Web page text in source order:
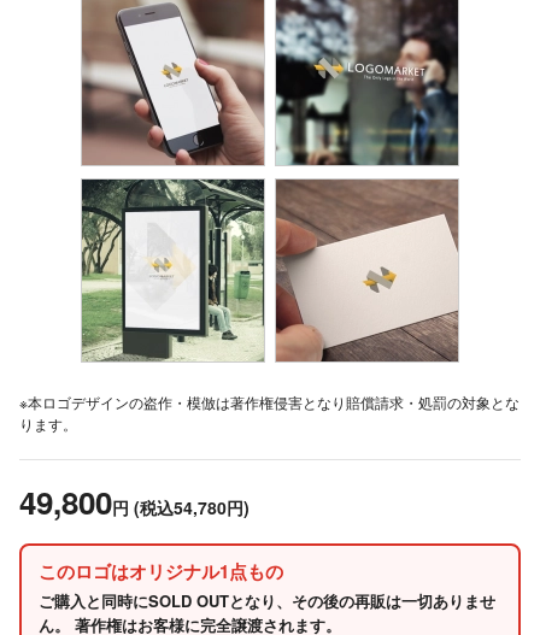
※本ロゴデザインの盗作・模倣は著作権侵害となり賠償請求・処罰の対象とな
ります。
49,800円 (税込54,780円)
このロゴはオリジナル1点もの
ご購入と同時にSOLD OUTとなり、その後の再販は一切ありませ
ん。 著作権はお客様に完全譲渡されます。